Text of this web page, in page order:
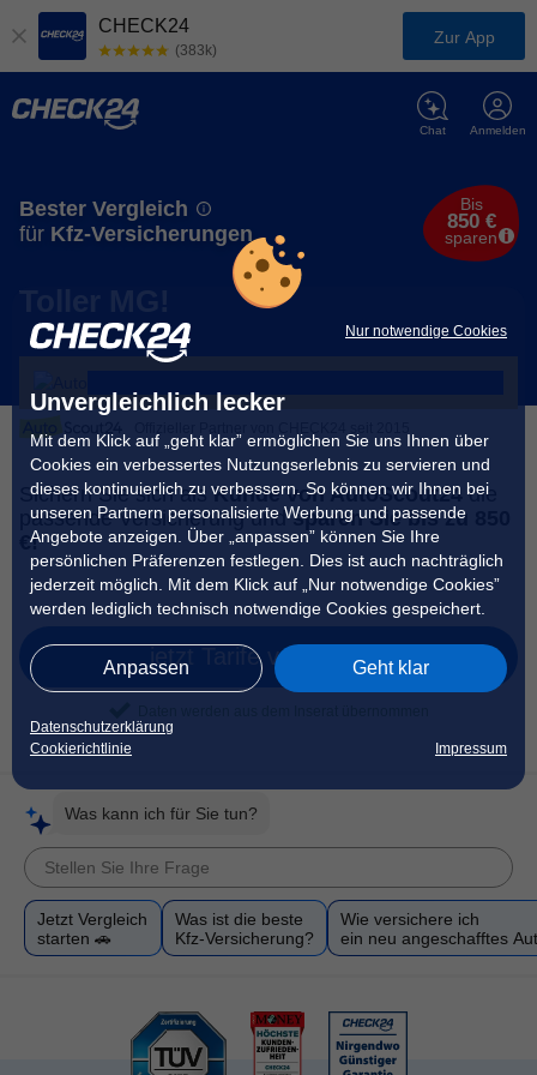
Nur notwendige Cookies
Unvergleichlich lecker
Mit dem Klick auf „geht klar” ermöglichen Sie uns Ihnen über
Cookies ein verbessertes Nutzungserlebnis zu servieren und
dieses kontinuierlich zu verbessern. So können wir Ihnen bei
unseren Partnern personalisierte Werbung und passende
Angebote anzeigen. Über „anpassen” können Sie Ihre
persönlichen Präferenzen festlegen. Dies ist auch nachträglich
jederzeit möglich. Mit dem Klick auf „Nur notwendige Cookies”
werden lediglich technisch notwendige Cookies gespeichert.
Anpassen Geht klar
Datenschutzerklärung
Cookierichtlinie
Impressum
CHECK24
(383k)
Zur App
Anmelden
Chat
Bester Vergleich
für Kfz-Versicherungen
Bis
850 €
sparen
Toller MG!
Sichern Sie sich alsKunde von AutoScout24 die
passende Versicherung undsparen Sie bis zu 850
€!
jetzt Tarife vergleichen
Was kann ich für Sie tun?
Jetzt Vergleich
starten 🚗
Was ist die beste
Kfz-Versicherung?
Wie versichere ich
ein neu angeschafftes